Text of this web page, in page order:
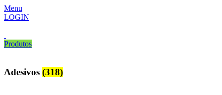
Menu
LOGIN
Produtos
Adesivos (318)